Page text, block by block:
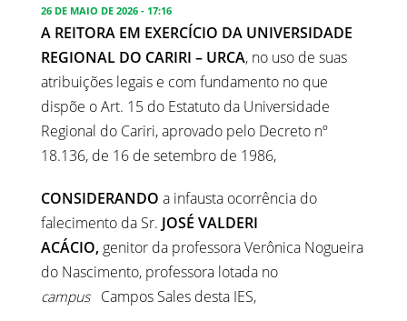
26 DE MAIO DE 2026 - 17:16
A REITORA EM EXERCÍCIO DA UNIVERSIDADE
REGIONAL DO CARIRI – URCA, no uso de suas
atribuições legais e com fundamento no que
dispõe o Art. 15 do Estatuto da Universidade
Regional do Cariri, aprovado pelo Decreto nº
18.136, de 16 de setembro de 1986,
CONSIDERANDO a infausta ocorrência do
falecimento da Sr. JOSÉ VALDERI
ACÁCIO, genitor da professora Verônica Nogueira
do Nascimento, professora lotada no
campusCampos Sales desta IES,